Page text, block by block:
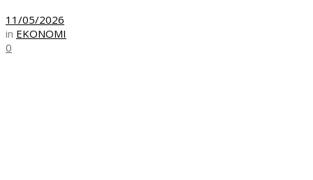
11/05/2026
in EKONOMI
0